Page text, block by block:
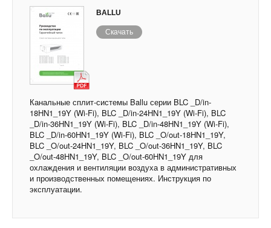
BALLU
Скачать
Канальные сплит-системы Ballu серии BLC _D/in-
18HN1_19Y (Wi-Fi), BLC _D/in-24HN1_19Y (Wi-Fi), BLC
_D/in-36HN1_19Y (Wi-Fi), BLC _D/in-48HN1_19Y (Wi-Fi),
BLC _D/in-60HN1_19Y (Wi-Fi), BLC _O/out-18HN1_19Y,
BLC _O/out-24HN1_19Y, BLC _O/out-36HN1_19Y, BLC
_O/out-48HN1_19Y, BLC _O/out-60HN1_19Y для
охлаждения и вентиляции воздуха в административных
и производственных помещениях. Инструкция по
эксплуатации.